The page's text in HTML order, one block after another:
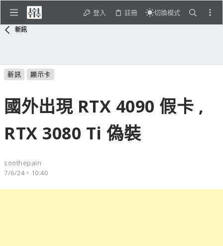
登入 註冊 切換模式
新訊
新訊 顯示卡
國外出現 RTX 4090 假卡 ,
RTX 3080 Ti 偽裝
soothepain
7/6/24，10:40